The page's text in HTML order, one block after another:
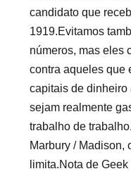
candidato que
1919.Evitamos
números, mas eles
contra aqueles que
capitais de dinheiro
sejam realmente
trabalho de
Marbury / Madison,
limita.Nota de